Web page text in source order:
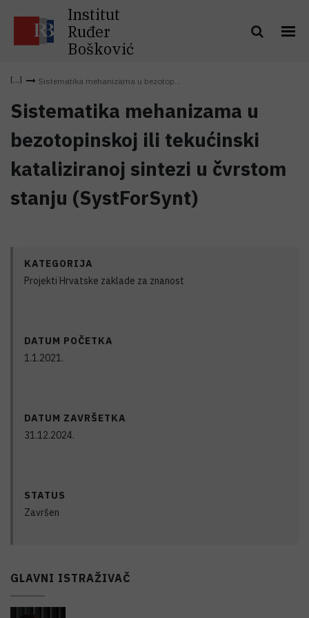
Institut
Ruđer
Bošković
Sistematika mehanizama u bezotop...
Sistematika mehanizama u
bezotopinskoj ili tekućinski
kataliziranoj sintezi u čvrstom
stanju (SystForSynt)
KATEGORIJA
Projekti Hrvatske zaklade za znanost
DATUM POČETKA
1.1.2021.
DATUM ZAVRŠETKA
31.12.2024.
STATUS
Završen
GLAVNI ISTRAŽIVAČ